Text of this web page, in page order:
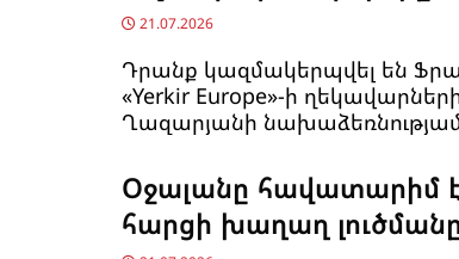
21.07.2026
Դրանք կազմակերպվել են
«Yerkir Europe»-ի
Ղազարյանի
Օջալանը հավատարիմ
հարցի խաղաղ